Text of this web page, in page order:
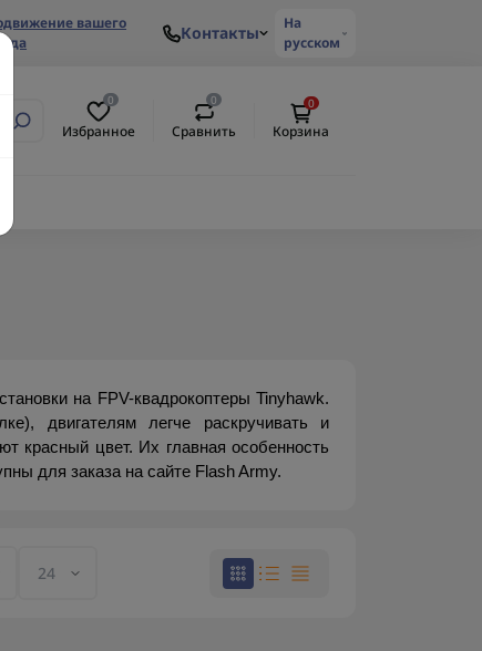
вашего
Контакты
На
русском
0
Избранное
0
Сравнить
0
Корзина
на FPV-квадрокоптеры Tinyhawk.
двигателям легче раскручивать и
красный цвет. Их главная особенность
для заказа на сайте Flash Army.